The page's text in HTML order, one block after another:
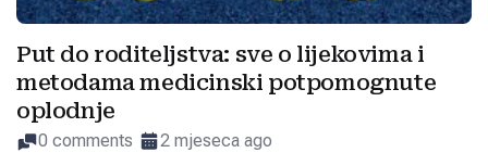
Put do roditeljstva: sve o lijekovima i
metodama medicinski potpomognute
oplodnje
0 comments 2 mjeseca ago